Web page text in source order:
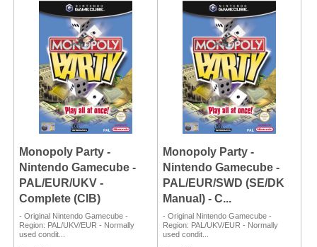
Monopoly Party -
Nintendo Gamecube -
PAL/EUR/UKV -
Complete (CIB)
- Original Nintendo Gamecube -
Region: PAL/UKV/EUR - Normally
used condit...
Monopoly Party -
Nintendo Gamecube -
PAL/EUR/SWD (SE/DK
Manual) - C...
- Original Nintendo Gamecube -
Region: PAL/UKV/EUR - Normally
used condit...